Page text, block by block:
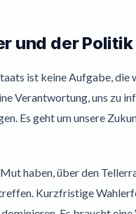
und der Politik
ist keine Aufgabe,
Verantwortung, uns zu
Es geht um unsere
haben, über den
Kurzfristige